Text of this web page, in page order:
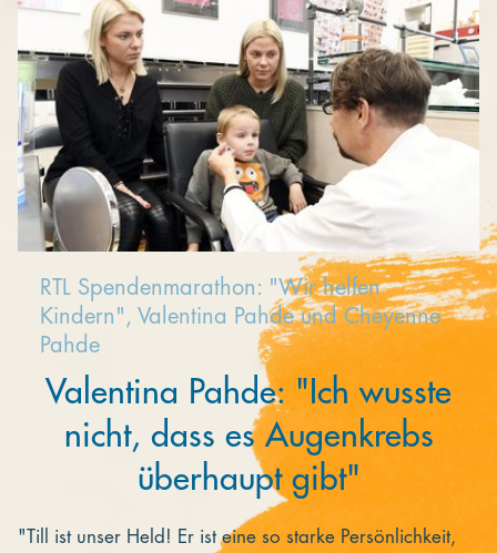
RTL Spendenmarathon: "Wir helfen
Kindern", Valentina Pahde und Cheyenne
Pahde
Valentina Pahde: "Ich wusste
nicht, dass es Augenkrebs
überhaupt gibt"
"Till ist unser Held! Er ist eine so starke Persönlichkeit,